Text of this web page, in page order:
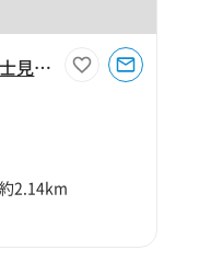
【東京都練馬区】練馬区富士見台3丁目80坪倉庫
2.14km